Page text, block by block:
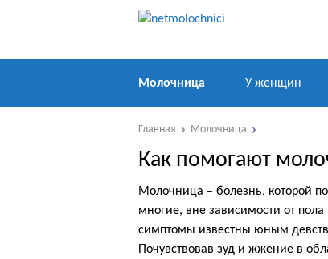
Молочница У женщин
Главная Молочница
Как помогают
Молочница – болезнь, которой
многие, вне зависимости от пола
симптомы известны юным
Почувствовав зуд и жжение в